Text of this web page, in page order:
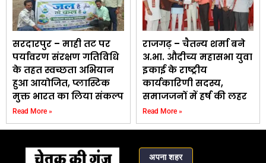
सरदारपुर – माही तट पर
पर्यावरण संरक्षण गतिविधि
के तहत स्वच्छता अभियान
हुआ आयोजित, प्लास्टिक
मुक्त भारत का लिया संकल्प
Read More »
राजगढ़ – चैतन्य शर्मा बने
अ.भा. औदीच्य महासभा युवा
इकाई के राष्ट्रीय
कार्यकारिणी सदस्य,
समाजजनों में हर्ष की लहर
Read More »
अपना शहर